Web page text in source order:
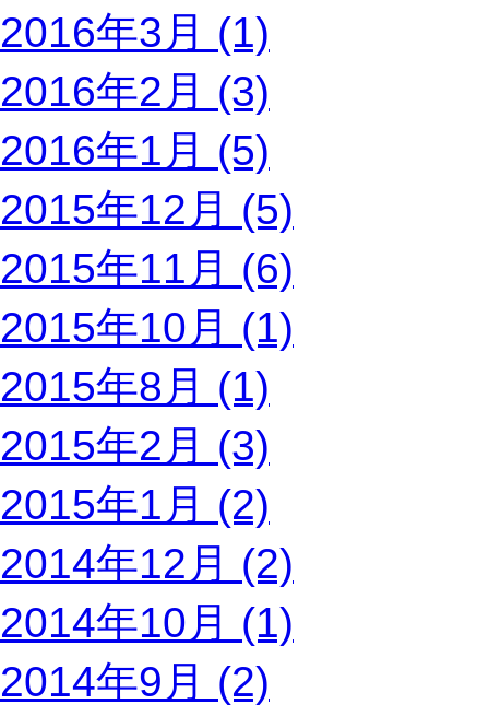
2016年3月 (1)
2016年2月 (3)
2016年1月 (5)
2015年12月 (5)
2015年11月 (6)
2015年10月 (1)
2015年8月 (1)
2015年2月 (3)
2015年1月 (2)
2014年12月 (2)
2014年10月 (1)
2014年9月 (2)